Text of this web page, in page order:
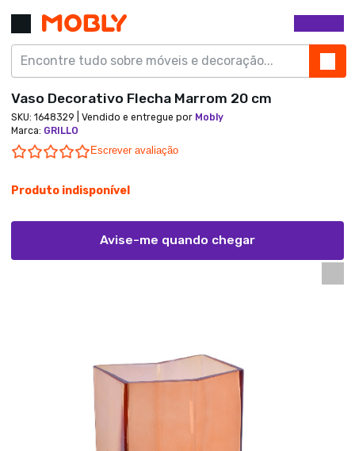
Vaso Decorativo Flecha Marrom 20 cm
SKU: 1648329 | Vendido e entregue por Mobly
Marca: GRILLO
0.0 star rating
Escrever avaliação
Produto indisponível
Avise-me quando chegar